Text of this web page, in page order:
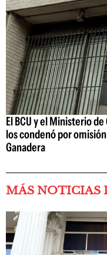
El BCU y el Ministerio
los condenó por
Ganadera
MÁS NOTICIAS